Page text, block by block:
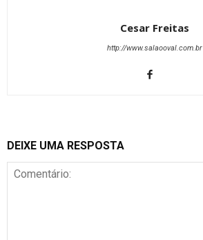
Cesar Freitas
http://www.salaooval.com.br
DEIXE UMA RESPOSTA